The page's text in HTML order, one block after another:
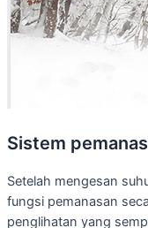
Sistem
Setelah mengesan
fungsi pemanasan
penglihatan yang